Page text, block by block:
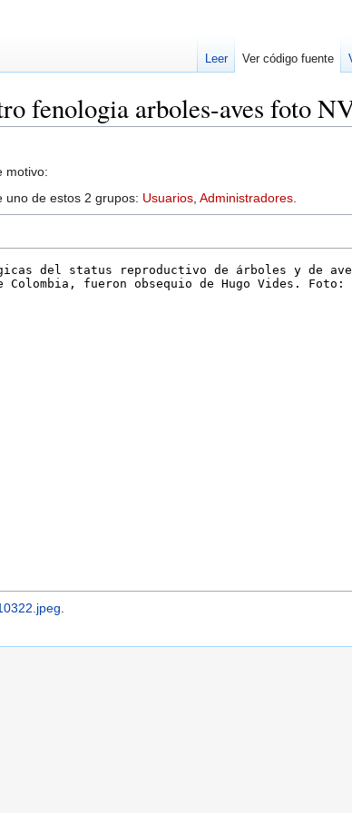
fenologia arboles-aves foto
motivo:
uno de estos 2 grupos: Usuarios Administradores
.
Leer Ver código fuente